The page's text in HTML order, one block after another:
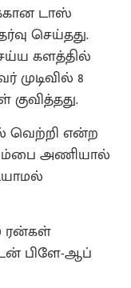
டாஸ்
செய்தது.
களத்தில்
8
வெற்றி என்ற
அணியால்
ரன்கள்
பிளே-ஆப்